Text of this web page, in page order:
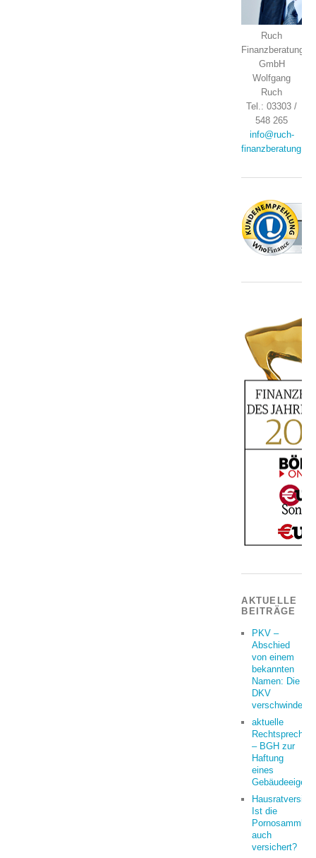
Ruch
Finanzberatung
GmbH
Wolfgang
Ruch
Tel.: 03303 /
548 265
info@ruch-
finanzberatung.de
AKTUELLE
BEITRÄGE
PKV –
Abschied
von einem
bekannten
Namen: Die
DKV
verschwindet
aktuelle
– BGH zur
Haftung
eines
Ist die
auch
versichert?